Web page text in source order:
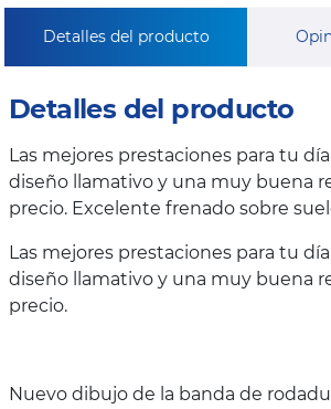
Detalles del producto
Detalles del producto
Las mejores prestaciones para tu
diseño llamativo y una muy buena
precio. Excelente frenado sobre
Las mejores prestaciones para tu
diseño llamativo y una muy buena
precio.
Nuevo dibujo de la banda de